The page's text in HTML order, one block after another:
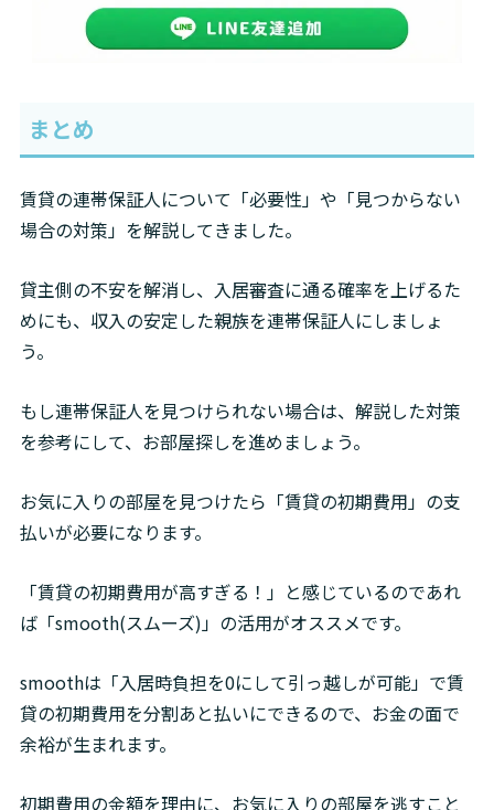
まとめ
賃貸の連帯保証人について「必要性」や「見つからない
場合の対策」を解説してきました。
貸主側の不安を解消し、入居審査に通る確率を上げるた
めにも、収入の安定した親族を連帯保証人にしましょ
う。
もし連帯保証人を見つけられない場合は、解説した対策
を参考にして、お部屋探しを進めましょう。
お気に入りの部屋を見つけたら「賃貸の初期費用」の支
払いが必要になります。
「賃貸の初期費用が高すぎる！」と感じているのであれ
ば「smooth(スムーズ)」の活用がオススメです。
smoothは「入居時負担を0にして引っ越しが可能」で賃
貸の初期費用を分割あと払いにできるので、お金の面で
余裕が生まれます。
初期費用の金額を理由に、お気に入りの部屋を逃すこと